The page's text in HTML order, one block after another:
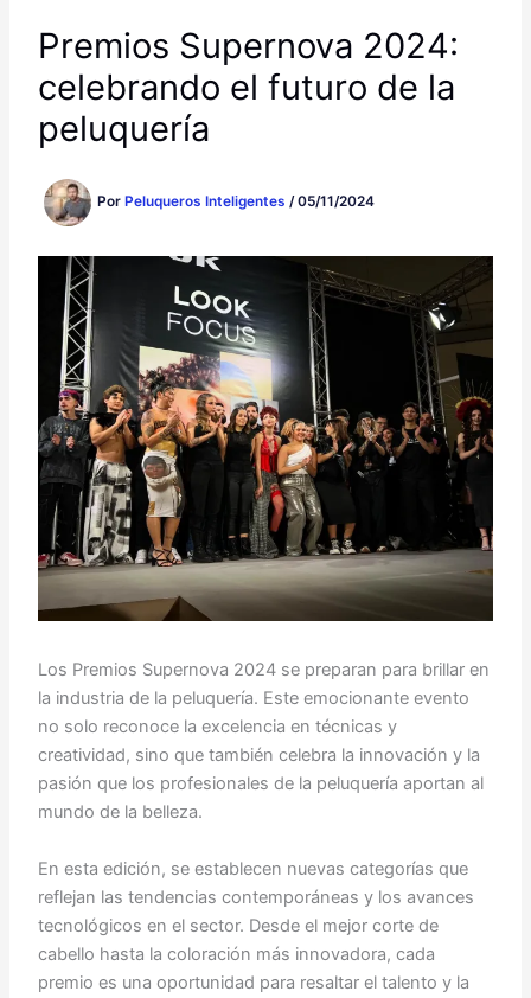
Premios Supernova 2024:
celebrando el futuro de la
peluquería
Por Peluqueros Inteligentes /05/11/2024
Los Premios Supernova 2024 se preparan para brillar en
la industria de la peluquería. Este emocionante evento
no solo reconoce la excelencia en técnicas y
creatividad, sino que también celebra la innovación y la
pasión que los profesionales de la peluquería aportan al
mundo de la belleza.
En esta edición, se establecen nuevas categorías que
reflejan las tendencias contemporáneas y los avances
tecnológicos en el sector. Desde el mejor corte de
cabello hasta la coloración más innovadora, cada
premio es una oportunidad para resaltar el talento y la